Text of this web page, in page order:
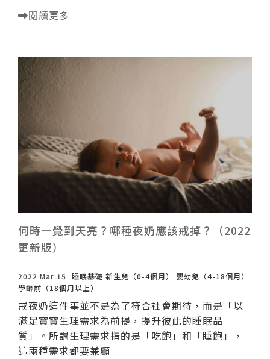
閱讀更多
何時一覺到天亮？哪種夜奶應該戒掉？（2022
更新版）
2022 Mar 15 睡眠基礎 新生兒（0-4個月）
嬰幼兒（4-18個月）
學齡前（18個月以上）
戒夜奶這件事並不是為了符合社會期待，而是「以
滿足寶寶生理需求為前提，提升彼此的睡眠品
質」。所謂生理需求指的是「吃飽」和「睡飽」，
這兩種需求都要兼顧